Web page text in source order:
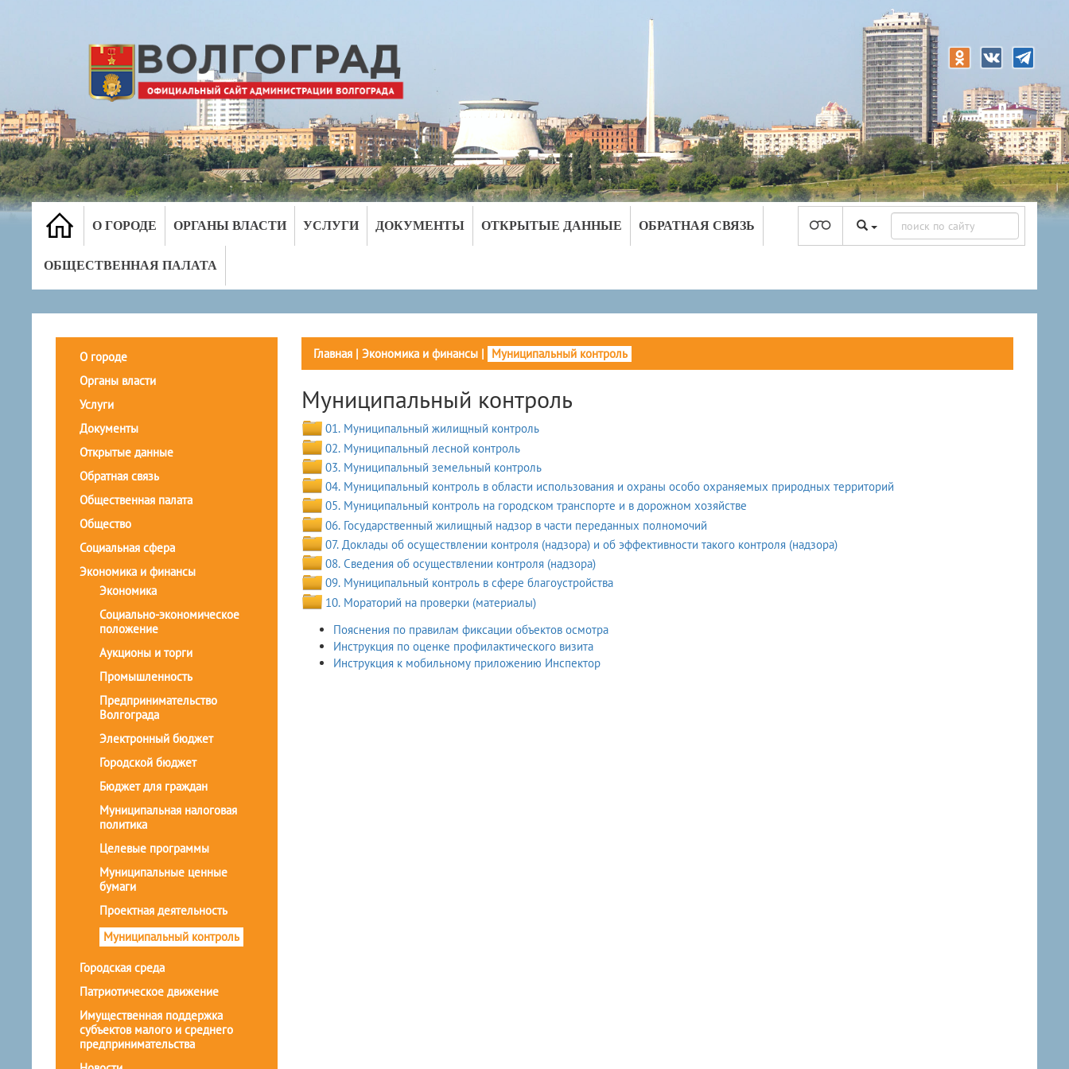
О ГОРОДЕ ОРГАНЫ ВЛАСТИ УСЛУГИ ДОКУМЕНТЫ ОТКРЫТЫЕ ДАННЫЕ ОБРАТНАЯ СВЯЗЬ
ОБЩЕСТВЕННАЯ ПАЛАТА
О городе
Органы власти
Услуги
Документы
Открытые данные
Обратная связь
Общественная палата
Общество
Социальная сфера
Экономика и финансы
Экономика
Социально-экономическое
положение
Аукционы и торги
Промышленность
Предпринимательство
Волгограда
Электронный бюджет
Городской бюджет
Бюджет для граждан
Муниципальная налоговая
политика
Целевые программы
Муниципальные ценные
бумаги
Проектная деятельность
Муниципальный контроль
Городская среда
Патриотическое движение
Имущественная поддержка
субъектов малого и среднего
предпринимательства
Главная| Экономика и финансы| Муниципальный контроль
Муниципальный контроль
01. Муниципальный жилищный контроль
02. Муниципальный лесной контроль
03. Муниципальный земельный контроль
04. Муниципальный контроль в области использования и охраны особо охраняемых природных территорий
05. Муниципальный контроль на городском транспорте и в дорожном хозяйстве
06. Государственный жилищный надзор в части переданных полномочий
07. Доклады об осуществлении контроля (надзора) и об эффективности такого контроля (надзора)
08. Сведения об осуществлении контроля (надзора)
09. Муниципальный контроль в сфере благоустройства
10. Мораторий на проверки (материалы)
Пояснения по правилам фиксации объектов осмотра
Инструкция по оценке профилактического визита
Инструкция к мобильному приложению Инспектор